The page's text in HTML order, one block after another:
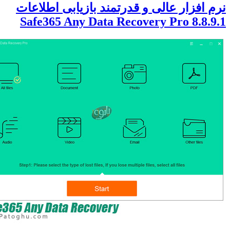
عالی و قدرتمند بازیابی اطلاعات
Safe365 Any Data Recovery Pro